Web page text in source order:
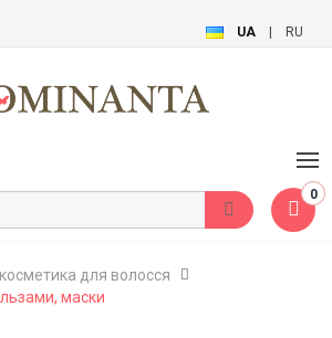
UA RU
0
для волосся
маски